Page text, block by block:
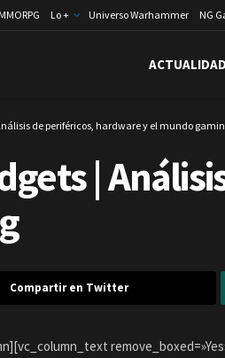
MMORPG Lo + Universo Warhammer NG
de periféricos, hardware y el mundo
|
Compartir en Twitter